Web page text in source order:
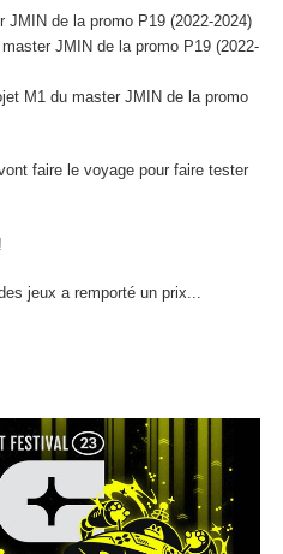
de la promo P19 (2022-2024)
JMIN de la promo P19 (2022-
M1 du master JMIN de la promo
faire le voyage pour faire tester
jeux a remporté un prix...